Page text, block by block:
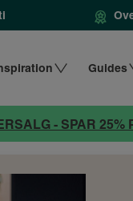
Guides
- SPAR